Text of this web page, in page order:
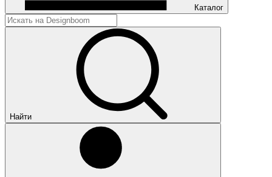
Каталог
Найти